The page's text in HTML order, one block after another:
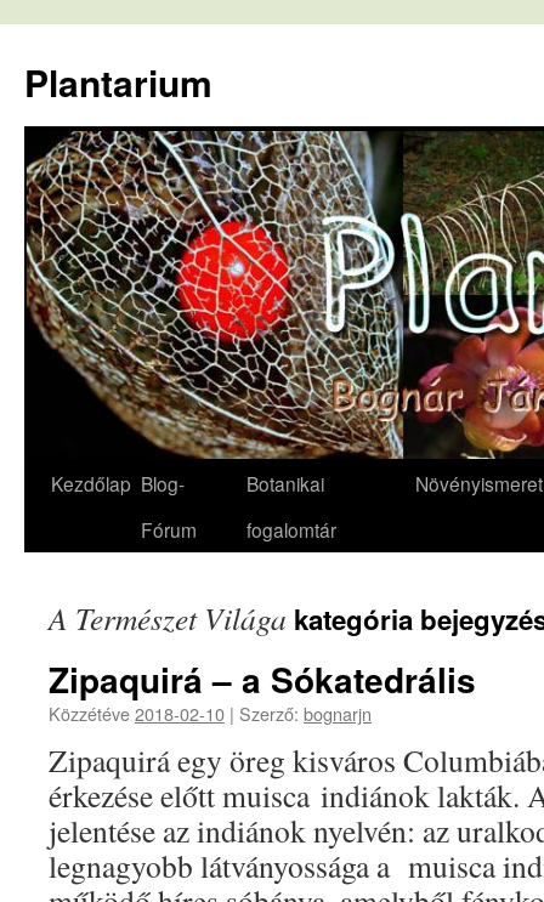
tartalomba
Plantarium
Kezdőlap Blog-
Fórum
Botanikai
fogalomtár
Növényismeret
A Természet Világa kategória
Zipaquirá – a Sókatedrális
Közzétéve2018-02-10 | Szerző: bognarjn
Zipaquirá egy öreg kisváros
érkezése előtt muisca indiánok lakták.
jelentése az indiánok nyelvén: az
legnagyobb látványossága a muisca